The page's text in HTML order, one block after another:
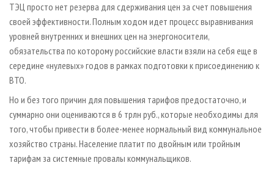
ТЭЦ просто нет резерва для сдерживания цен за счет повышения
своей эффективности. Полным ходом идет процесс выравнивания
уровней внутренних и внешних цен на энергоносители,
обязательства по которому российские власти взяли на себя еще в
середине «нулевых» годов в рамках подготовки к присоединению к
ВТО.
Но и без того причин для повышения тарифов предостаточно, и
суммарно они оцениваются в 6 трлн руб., которые необходимы для
того, чтобы привести в более-менее нормальный вид коммунальное
хозяйство страны. Население платит по двойным или тройным
тарифам за системные провалы коммунальщиков.